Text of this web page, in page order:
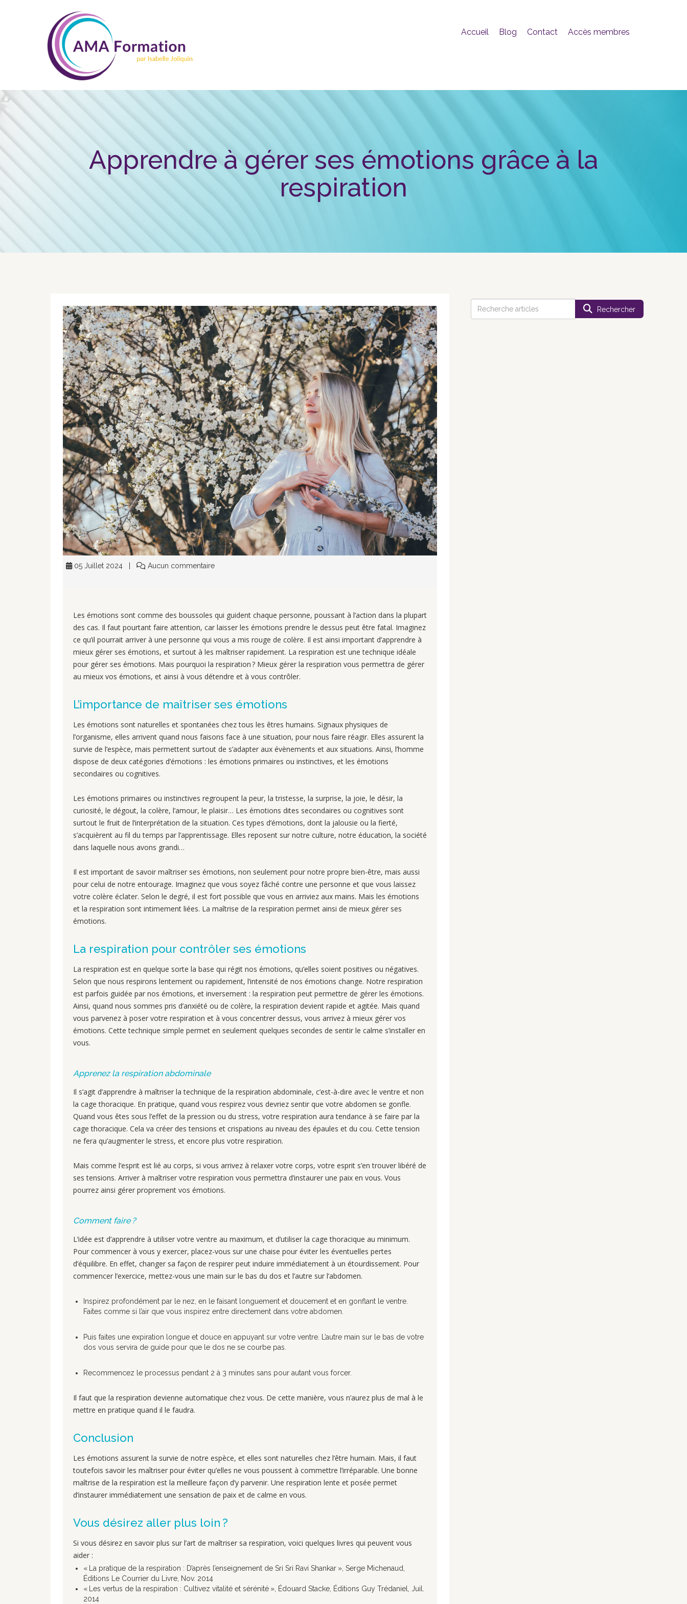
Accueil Blog Contact Accès membres
Apprendre à gérer ses émotions grâce à la
respiration
05 Juillet 2024 Aucun commentaire
Les émotions sont comme des boussoles qui guident chaque personne, poussant à l’action dans la plupart
des cas. Il faut pourtant faire attention, car laisser les émotions prendre le dessus peut être fatal. Imaginez
ce qu’il pourrait arriver à une personne qui vous a mis rouge de colère. Il est ainsi important d’apprendre à
mieux gérer ses émotions, et surtout à les maîtriser rapidement. La respiration est une technique idéale
pour gérer ses émotions. Mais pourquoi la respiration ? Mieux gérer la respiration vous permettra de gérer
au mieux vos émotions, et ainsi à vous détendre et à vous contrôler.
L’importance de maîtriser ses émotions
Les émotions sont naturelles et spontanées chez tous les êtres humains. Signaux physiques de
l’organisme, elles arrivent quand nous faisons face à une situation, pour nous faire réagir. Elles assurent la
survie de l’espèce, mais permettent surtout de s’adapter aux évènements et aux situations. Ainsi, l’homme
dispose de deux catégories d’émotions : les émotions primaires ou instinctives, et les émotions
secondaires ou cognitives.
Les émotions primaires ou instinctives regroupent la peur, la tristesse, la surprise, la joie, le désir, la
curiosité, le dégout, la colère, l’amour, le plaisir… Les émotions dites secondaires ou cognitives sont
surtout le fruit de l’interprétation de la situation. Ces types d’émotions, dont la jalousie ou la fierté,
s’acquièrent au fil du temps par l’apprentissage. Elles reposent sur notre culture, notre éducation, la société
dans laquelle nous avons grandi…
Il est important de savoir maîtriser ses émotions, non seulement pour notre propre bien-être, mais aussi
pour celui de notre entourage. Imaginez que vous soyez fâché contre une personne et que vous laissez
votre colère éclater. Selon le degré, il est fort possible que vous en arriviez aux mains. Mais les émotions
et la respiration sont intimement liées. La maîtrise de la respiration permet ainsi de mieux gérer ses
émotions.
La respiration pour contrôler ses émotions
La respiration est en quelque sorte la base qui régit nos émotions, qu’elles soient positives ou négatives.
Selon que nous respirons lentement ou rapidement, l’intensité de nos émotions change. Notre respiration
est parfois guidée par nos émotions, et inversement : la respiration peut permettre de gérer les émotions.
Ainsi, quand nous sommes pris d’anxiété ou de colère, la respiration devient rapide et agitée. Mais quand
vous parvenez à poser votre respiration et à vous concentrer dessus, vous arrivez à mieux gérer vos
émotions. Cette technique simple permet en seulement quelques secondes de sentir le calme s’installer en
vous.
Apprenez la respiration abdominale
Il s’agit d’apprendre à maîtriser la technique de la respiration abdominale, c’est-à-dire avec le ventre et non
la cage thoracique. En pratique, quand vous respirez vous devriez sentir que votre abdomen se gonfle.
Quand vous êtes sous l’effet de la pression ou du stress, votre respiration aura tendance à se faire par la
cage thoracique. Cela va créer des tensions et crispations au niveau des épaules et du cou. Cette tension
ne fera qu’augmenter le stress, et encore plus votre respiration.
Mais comme l’esprit est lié au corps, si vous arrivez à relaxer votre corps, votre esprit s’en trouver libéré de
ses tensions. Arriver à maîtriser votre respiration vous permettra d’instaurer une paix en vous. Vous
pourrez ainsi gérer proprement vos émotions.
Comment faire ?
L’idée est d’apprendre à utiliser votre ventre au maximum, et d’utiliser la cage thoracique au minimum.
Pour commencer à vous y exercer, placez-vous sur une chaise pour éviter les éventuelles pertes
d’équilibre. En effet, changer sa façon de respirer peut induire immédiatement à un étourdissement. Pour
commencer l’exercice, mettez-vous une main sur le bas du dos et l’autre sur l’abdomen.
Inspirez profondément par le nez, en le faisant longuement et doucement et en gonflant le ventre.
Faites comme si l’air que vous inspirez entre directement dans votre abdomen.
Puis faites une expiration longue et douce en appuyant sur votre ventre. L’autre main sur le bas de votre
dos vous servira de guide pour que le dos ne se courbe pas.
Recommencez le processus pendant 2 à 3 minutes sans pour autant vous forcer.
Il faut que la respiration devienne automatique chez vous. De cette manière, vous n’aurez plus de mal à le
mettre en pratique quand il le faudra.
Conclusion
Les émotions assurent la survie de notre espèce, et elles sont naturelles chez l’être humain. Mais, il faut
toutefois savoir les maîtriser pour éviter qu’elles ne vous poussent à commettre l’irréparable. Une bonne
maîtrise de la respiration est la meilleure façon d’y parvenir. Une respiration lente et posée permet
d’instaurer immédiatement une sensation de paix et de calme en vous.
Vous désirez aller plus loin ?
Si vous désirez en savoir plus sur l’art de maîtriser sa respiration, voici quelques livres qui peuvent vous
aider :
« La pratique de la respiration : D’après l’enseignement de Sri Sri Ravi Shankar », Serge Michenaud,
Éditions Le Courrier du Livre, Nov. 2014
« Les vertus de la respiration : Cultivez vitalité et sérénité », Édouard Stacke, Éditions Guy Trédaniel, Juil.
2014
Rechercher